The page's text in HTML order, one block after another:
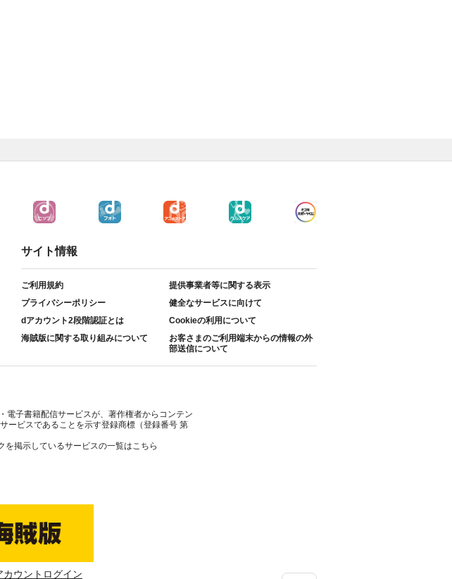
サイト情報
ご利用規約
提供事業者等に関する表示
プライバシーポリシー
健全なサービスに向けて
dアカウント2段階認証とは
Cookieの利用について
海賊版に関する取り組みについて
お客さまのご利用端末からの情報の外
部送信について
電子書籍配信サービスが、著作権者からコンテン
ービスであることを示す登録商標（登録番号 第
を掲示しているサービスの一覧はこちら
カウントログイン